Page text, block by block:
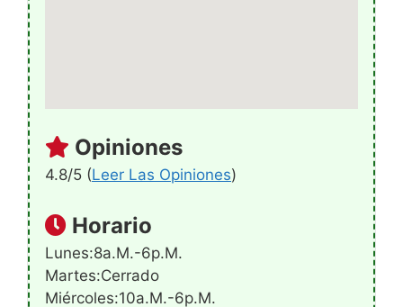
Opiniones
4.8/5 (Leer Las Opiniones)
Horario
Lunes:8a.m.-6p.m.
Martes:Cerrado
Miércoles:10a.m.-6p.m.